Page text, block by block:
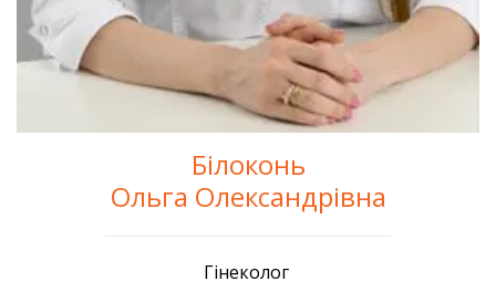
Білоконь
Ольга Олександрівна